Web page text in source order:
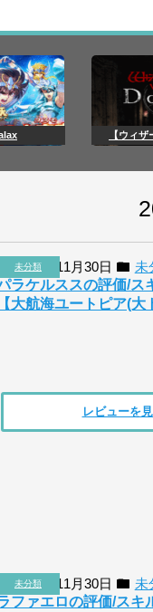
【ウィ
未分類
2018年11月30日
未
ラケルススの評価/ス
【大航海ユートピア(大
レビューを
未分類
2018年11月30日
未
ファエロの評価/スキ